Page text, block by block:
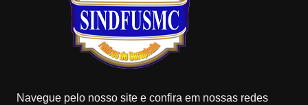
Navegue pelo nosso site e confira em nossas redes